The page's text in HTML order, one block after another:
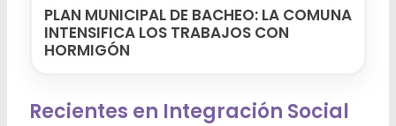
PLAN MUNICIPAL DE BACHEO: LA COMUNA
INTENSIFICA LOS TRABAJOS CON
HORMIGÓN
Recientes en Integración Social